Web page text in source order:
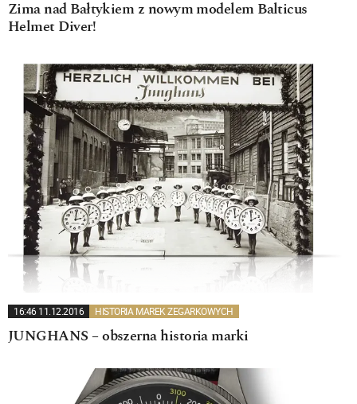
Zima nad Bałtykiem z nowym modelem Balticus
Helmet Diver!
16:46 11.12.2016 HISTORIA MAREK ZEGARKOWYCH
JUNGHANS – obszerna historia marki